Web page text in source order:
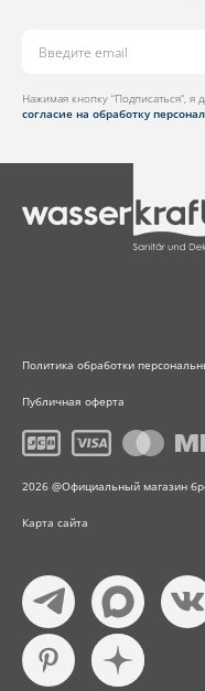
Нажимая кнопку “Подписаться”, я
согласие на обработку
Политика обработки
Публичная оферта
2026 @Официальный магазин
Карта сайта